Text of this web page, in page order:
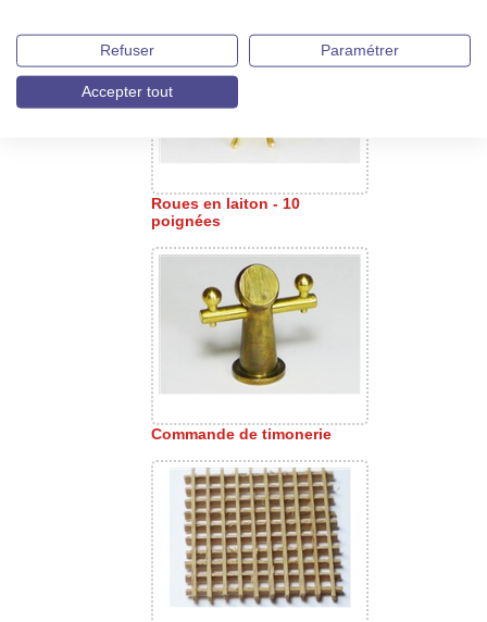
Roues en laiton - 10
poignées
Commande de timonerie
Refuser Paramétrer
Accepter tout